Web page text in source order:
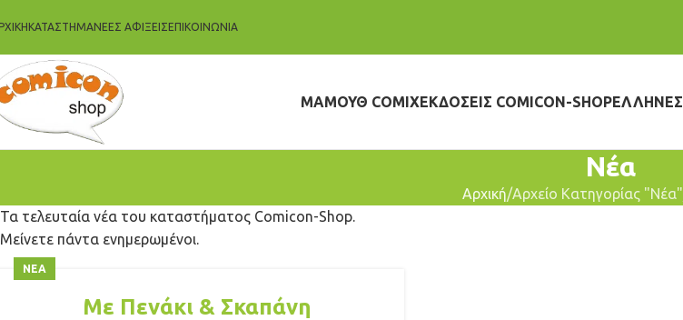
ΚΑΤΆΣΤΗΜΑΝΈΕΣ ΑΦΊΞΕΙΣΕΠΙΚΟΙΝΩΝΊΑ
ΜΑΜΟΥΘ COMIXΕΚΔΌΣΕΙΣ COMICON-SHOPΈΛΛΗΝΕΣ
Νέα
Αρχική Αρχείο Κατηγορίας "Νέα"
Τα τελευταία νέα του καταστήματος Comicon-Shop.
Μείνετε πάντα ενημερωμένοι.
ΝΈΑ
Με Πενάκι & Σκαπάνη